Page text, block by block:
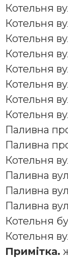
Котельня
Котельня
Котельня
Котельня
Котельня
Котельня
Котельня
Котельня
Паливна
Паливна
Котельня
Паливна
Паливна
Паливна
Котельня
Котельня
Примітка.